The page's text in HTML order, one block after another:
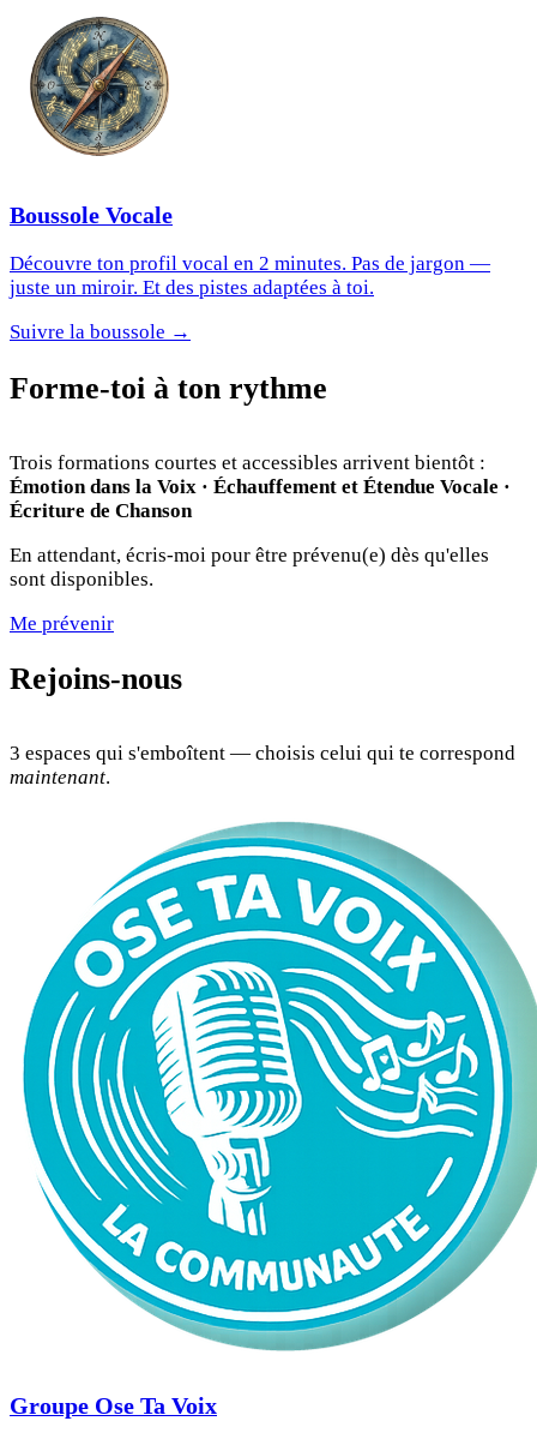
Boussole Vocale
Découvre ton profil vocal en 2 minutes. Pas de jargon —
juste un miroir. Et des pistes adaptées à toi.
Suivre la boussole →
Forme-toi à ton rythme
Trois formations courtes et accessibles arrivent bientôt :
Émotion dans la Voix · Échauffement et Étendue Vocale ·
Écriture de Chanson
En attendant, écris-moi pour être prévenu(e) dès qu'elles
sont disponibles.
Me prévenir
Rejoins-nous
3 espaces qui s'emboîtent — choisis celui qui te correspond
maintenant.
Groupe Ose Ta Voix